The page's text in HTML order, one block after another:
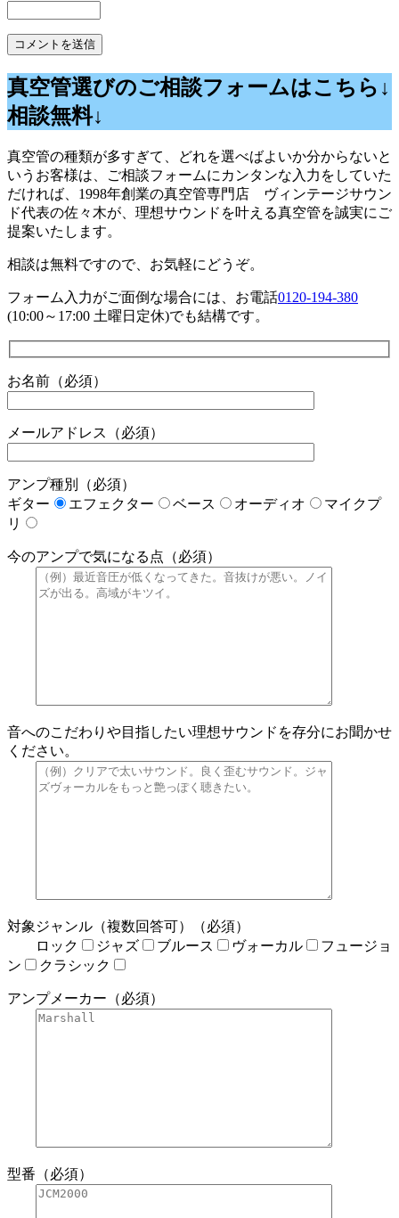
真空管選びのご相談フォームはこちら↓
相談無料↓
真空管の種類が多すぎて、どれを選べばよいか分からないと
いうお客様は、ご相談フォームにカンタンな入力をしていた
だければ、1998年創業の真空管専門店 ヴィンテージサウン
ド代表の佐々木が、理想サウンドを叶える真空管を誠実にご
提案いたします。
相談は無料ですので、お気軽にどうぞ。
フォーム入力がご面倒な場合には、お電話0120-194-380
(10:00～17:00 土曜日定休)でも結構です。
お名前（必須）
メールアドレス（必須）
アンプ種別（必須）
ギター
エフェクター ベース オーディオ
マイクプ
リ
今のアンプで気になる点（必須）
音へのこだわりや目指したい理想サウンドを存分にお聞かせ
ください。
対象ジャンル（複数回答可）（必須）
ロック
ジャズ ブルース ヴォーカル
フュージョ
ン
クラシック
アンプメーカー（必須）
型番（必須）